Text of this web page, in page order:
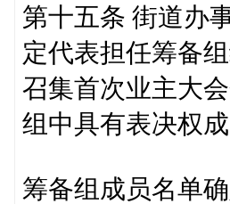
第十五条 街道办
定代表担任筹备
召集首次业主大
组中具有表决权
筹备组成员名单